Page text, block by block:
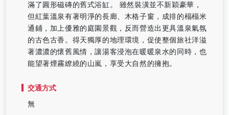
滿了圓形磁磚的舊式浴缸。 雖然裝潢並不新穎豪華，
但紅葉溫泉有著明淨的長廊、木格子窗，成排的榻榻米
通鋪，加上優雅的庭園景觀，反而營造出更具溫泉氣氛
的古色古香。得天獨厚的地理環境，促使整個旅社洋溢
著濃濃的懷舊風情，讓湯客浸泡在暖暖泉水的同時，也
能望著煙霧繚繞的山嵐，享受大自然的擁抱。
交通方式
無